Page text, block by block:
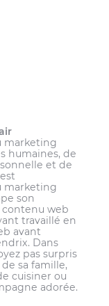
marketing
humaines, de
et de
marketing
son
web
travaillé en
avant
Dans
pas surpris
sa famille,
cuisiner ou
adorée.